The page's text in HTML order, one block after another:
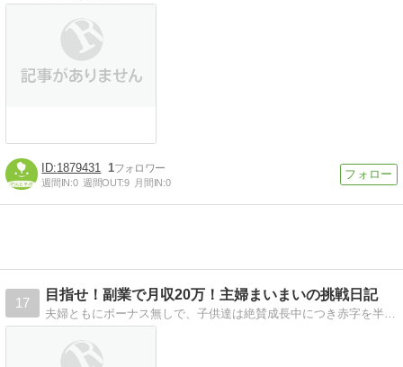
1879431 1
週間IN:0 週間OUT:9 月間IN:0
17
目指せ！副業で月収20万！主婦まいまいの挑戦日記
夫婦ともにボーナス無しで、子供達は絶賛成長中につき赤字を半年以内に改善と一年以内に副業だけで20万超えを目指していく日々の奮闘日記です。